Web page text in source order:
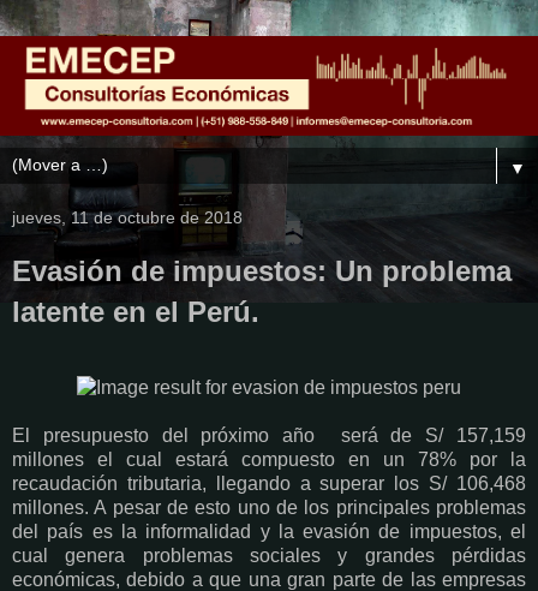
▼
jueves, 11 de octubre de 2018
Evasión de impuestos: Un problema
latente en el Perú.
El presupuesto del próximo año
será de S/ 157,159
millones el cual estará compuesto en un 78% por la
recaudación tributaria, llegando a superar los S/ 106,468
millones. A pesar de esto uno de los principales problemas
del país es la informalidad y la evasión de impuestos, el
cual genera problemas sociales y grandes pérdidas
económicas, debido a que una gran parte de las empresas